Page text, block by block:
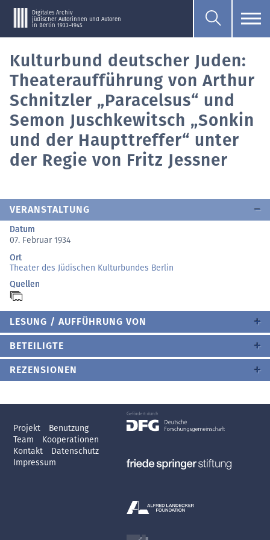
Digitales Archiv
jüdischer Autorinnen und Autoren
in Berlin 1933–1945
Kulturbund deutscher Juden:
Theateraufführung von Arthur
Schnitzler „Paracelsus“ und
Semon Juschkewitsch „Sonkin
und der Haupttreffer“ unter
der Regie von Fritz Jessner
VERANSTALTUNG
Datum
07. Februar 1934
Ort
Theater des Jüdischen Kulturbundes Berlin
Quellen
LESUNG / AUFFÜHRUNG VON
BETEILIGTE
REZENSIONEN
Projekt
Benutzung
Team
Kooperationen
Kontakt
Datenschutz
Impressum